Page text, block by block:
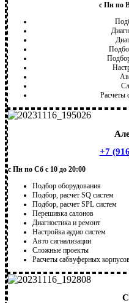
с Пн по
Расчеты
+7
с Пн по Сб с 10 до 20:00
Подбор оборудования
Подбор, расчет SQ систем
Подбор, расчет SPL систем
Перешивка салонов
Диагностика и ремонт
Настройка аудио систем
Авто сигнализации
Сложные проекты
Расчеты сабвуферных